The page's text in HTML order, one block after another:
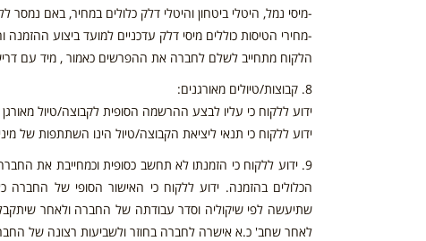
-מיסי נמל, היטלי ביטחון והיטלי דלק כלולים במחיר, באם
-מחירי הטיסות כוללים מיסי דלק עדכניים למועד ביצוע
הלקוח מתחייב לשלם לחברה את ההפרשים כאמור , מיד עם
8. קבוצות/טיולים מאורגנים:
ידוע ללקוח כי עליו לבצע ההרשמה הסופית לקבוצה/טיול מאורגן עד 30 יום לפני
ידוע ללקוח כי תנאי ליציאת הקבוצה/טיול הינו השתתפות של מינימום 25
9. ידוע ללקוח כי הזמנתו לא תחשב כסופית וכמחייבת את
הכלולים בהזמנה. ידוע ללקוח כי האישור הסופי של החברה
שתיעשה לפי שיקוליה וסדר עבודתה של החברה ולאחר
לאחר שחב' כ.א אישרה לחברה בחוזר ולשביעות רצונה של